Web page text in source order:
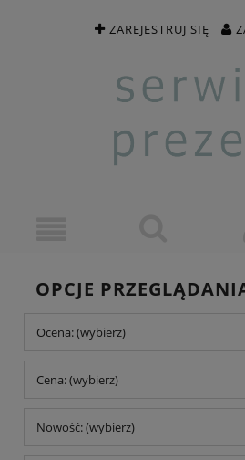
ZAREJESTRUJ SIĘ
OPCJE
Ocena: (wybierz)
Cena: (wybierz)
Nowość: (wybierz)